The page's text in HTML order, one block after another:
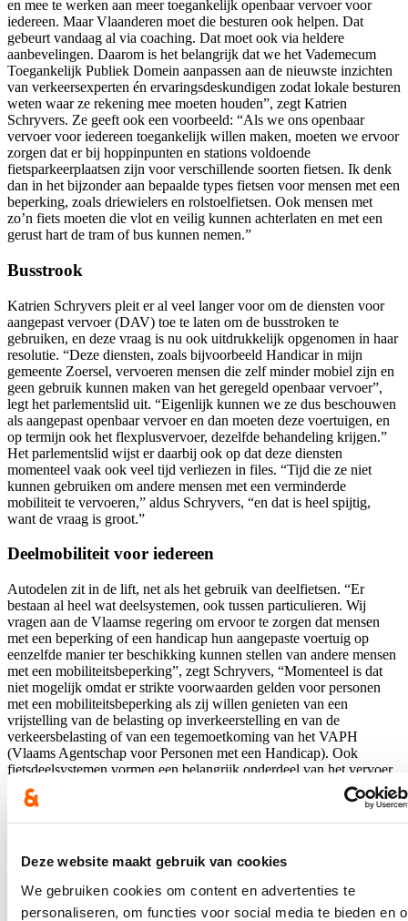
Deze website maakt gebruik van cookies
We gebruiken cookies om content en advertenties te
personaliseren, om functies voor social media te bieden en
en mee te werken aan meer toegankelijk openbaar vervoer voor
iedereen. Maar Vlaanderen moet die besturen ook helpen. Dat
gebeurt vandaag al via coaching. Dat moet ook via heldere
aanbevelingen. Daarom is het belangrijk dat we het Vademecum
Toegankelijk Publiek Domein aanpassen aan de nieuwste inzichten
van verkeersexperten én ervaringsdeskundigen zodat lokale besturen
weten waar ze rekening mee moeten houden”, zegt Katrien
Schryvers. Ze geeft ook een voorbeeld: “Als we ons openbaar
vervoer voor iedereen toegankelijk willen maken, moeten we ervoor
zorgen dat er bij hoppinpunten en stations voldoende
fietsparkeerplaatsen zijn voor verschillende soorten fietsen. Ik denk
dan in het bijzonder aan bepaalde types fietsen voor mensen met een
beperking, zoals driewielers en rolstoelfietsen. Ook mensen met
zo’n fiets moeten die vlot en veilig kunnen achterlaten en met een
gerust hart de tram of bus kunnen nemen.”
Busstrook
Katrien Schryvers pleit er al veel langer voor om de diensten voor
aangepast vervoer (DAV) toe te laten om de busstroken te
gebruiken, en deze vraag is nu ook uitdrukkelijk opgenomen in haar
resolutie. “Deze diensten, zoals bijvoorbeeld Handicar in mijn
gemeente Zoersel, vervoeren mensen die zelf minder mobiel zijn en
geen gebruik kunnen maken van het geregeld openbaar vervoer”,
legt het parlementslid uit. “Eigenlijk kunnen we ze dus beschouwen
als aangepast openbaar vervoer en dan moeten deze voertuigen, en
op termijn ook het flexplusvervoer, dezelfde behandeling krijgen.”
Het parlementslid wijst er daarbij ook op dat deze diensten
momenteel vaak ook veel tijd verliezen in files. “Tijd die ze niet
kunnen gebruiken om andere mensen met een verminderde
mobiliteit te vervoeren,” aldus Schryvers, “en dat is heel spijtig,
want de vraag is groot.”
Deelmobiliteit voor iedereen
Autodelen zit in de lift, net als het gebruik van deelfietsen. “Er
bestaan al heel wat deelsystemen, ook tussen particulieren. Wij
vragen aan de Vlaamse regering om ervoor te zorgen dat mensen
met een beperking of een handicap hun aangepaste voertuig op
eenzelfde manier ter beschikking kunnen stellen van andere mensen
met een mobiliteitsbeperking”, zegt Schryvers, “Momenteel is dat
niet mogelijk omdat er strikte voorwaarden gelden voor personen
met een mobiliteitsbeperking als zij willen genieten van een
vrijstelling van de belasting op inverkeerstelling en van de
verkeersbelasting of van een tegemoetkoming van het VAPH
(Vlaams Agentschap voor Personen met een Handicap). Ook
fietsdeelsystemen vormen een belangrijk onderdeel van het vervoer
op maat. Bij de uitrol daarvan vragen we daarom om, waar
mogelijk, te voorzien in aangepaste, toegankelijke deelfietsen.”
“Een aangepast mobiliteitsbeleid kan mee leiden tot meer inclusie,
minder mobiel zijn, maar biedt ook een grote meerwaarde voor onze
maatschappij in haar geheel”, besluit Schryvers.